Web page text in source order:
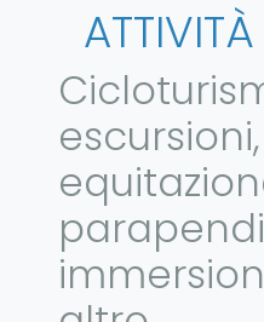
escursioni,